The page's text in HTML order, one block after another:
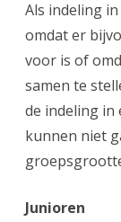
Als indeling
omdat er
voor is of
samen te
de indeling in
kunnen niet
Junioren